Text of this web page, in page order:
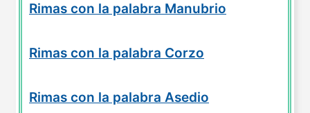
Rimas con la palabra Manubrio
Rimas con la palabra Corzo
Rimas con la palabra Asedio